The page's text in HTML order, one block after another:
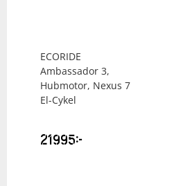
ECORIDE
Ambassador 3,
Hubmotor, Nexus 7
El-Cykel
21995kr